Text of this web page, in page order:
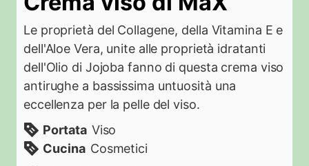
Le proprietà del Collagene, della Vitamina E e
dell'Aloe Vera, unite alle proprietà idratanti
dell'Olio di Jojoba fanno di questa crema viso
antirughe a bassissima untuosità una
eccellenza per la pelle del viso.
Portata Viso
Cucina Cosmetici